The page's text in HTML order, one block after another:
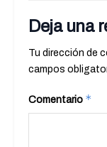
Deja una
Tu dirección de
campos
Comentario *